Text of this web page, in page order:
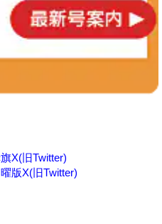
X(旧Twitter)
版X(旧Twitter)